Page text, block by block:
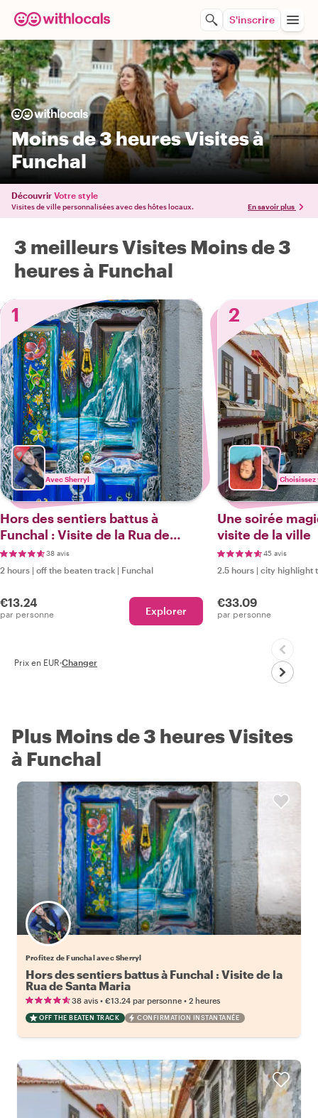
S'inscrire
Moins de 3 heures Visites à
Funchal
Découvrir Votre style
Visites de ville personnalisées avec des hôtes locaux. En savoir plus
3 meilleurs Visites Moins de 3
heures à Funchal
1
Avec Sherryl
Hors des sentiers battus à
Funchal : Visite de la Rua de
Santa Maria
38 avis
2 hours | off the beaten track | Funchal
€13.24
par personne Explorer
2
Une soirée
visite de la ville
45 avis
2.5 hours | city highlight
€33.09
par personne
Prix en EUR·Changer
Plus Moins de 3 heures Visites
à Funchal
Profitez de Funchal avec Sherryl
Hors des sentiers battus à Funchal : Visite de la
Rua de Santa Maria
38 avis • €13.24 par personne • 2 heures
OFF THE BEATEN TRACK CONFIRMATION INSTANTANÉE